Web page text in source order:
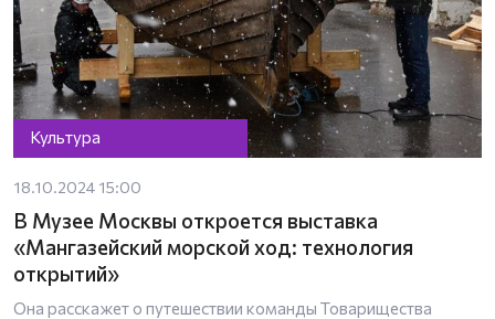
Культура
18.10.2024 15:00
В Музее Москвы откроется выставка
«Мангазейский морской ход: технология
открытий»
Она расскажет о путешествии команды Товарищества